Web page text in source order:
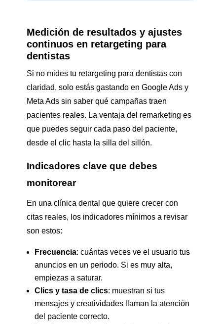
Medición de resultados y ajustes
continuos en retargeting para
dentistas
Si no mides tu retargeting para dentistas con
claridad, solo estás gastando en Google Ads y
Meta Ads sin saber qué campañas traen
pacientes reales. La ventaja del remarketing es
que puedes seguir cada paso del paciente,
desde el clic hasta la silla del sillón.
Indicadores clave que debes
monitorear
En una clínica dental que quiere crecer con
citas reales, los indicadores mínimos a revisar
son estos:
Frecuencia: cuántas veces ve el usuario tus
anuncios en un periodo. Si es muy alta,
empiezas a saturar.
Clics y tasa de clics: muestran si tus
mensajes y creatividades llaman la atención
del paciente correcto.